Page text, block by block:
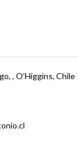
, O'Higgins, Chile